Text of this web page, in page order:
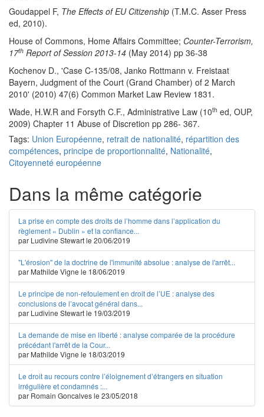
Goudappel F, The Effects of EU Citizenship (T.M.C. Asser Press
ed, 2010).
House of Commons, Home Affairs Committee; Counter-Terrorism,
17th Report of Session 2013-14 (May 2014) pp 36-38
Kochenov D., 'Case C-135/08, Janko Rottmann v. Freistaat
Bayern, Judgment of the Court (Grand Chamber) of 2 March
2010' (2010) 47(6) Common Market Law Review 1831.
Wade, H.W.R and Forsyth C.F., Administrative Law (10th ed, OUP,
2009) Chapter 11 Abuse of Discretion pp 286- 367.
Tags: Union Européenne, retrait de nationalité, répartition des
compétences, principe de proportionnalité, Nationalité,
Citoyenneté européenne
Dans la même catégorie
La prise en compte des droits de l’homme dans l’application du
règlement « Dublin » et la confiance...
par Ludivine Stewart le 20/06/2019
"L'érosion" de la doctrine de l'immunité absolue : analyse de l'arrêt...
par Mathilde Vigne le 18/06/2019
Le principe de non-refoulement en droit de l’UE : analyse des
conclusions de l’avocat général dans...
par Ludivine Stewart le 19/03/2019
La demande de mise en liberté : analyse comparée de la procédure
précédant l'arrêt de la Cour...
par Mathilde Vigne le 18/03/2019
Le droit au recours contre l’éloignement d’étrangers en situation
irrégulière et condamnés :...
par Romain Goncalves le 23/05/2018